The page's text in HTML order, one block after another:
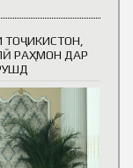
РАҲМОН ДАР